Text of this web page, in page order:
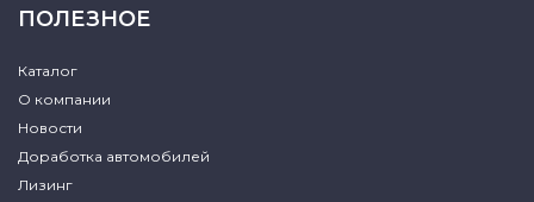
ПОЛЕЗНОЕ
Каталог
О компании
Новости
Доработка автомобилей
Лизинг